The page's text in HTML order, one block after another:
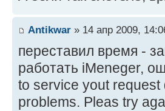
Antikwar » 14 апр 2009,
переставил время -
работать iMeneger,
to service yout
problems. Pleas try